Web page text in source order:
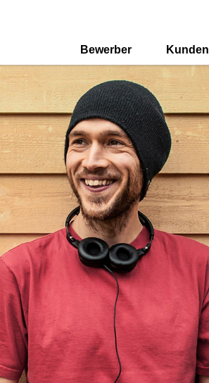
Bewerber Kunden